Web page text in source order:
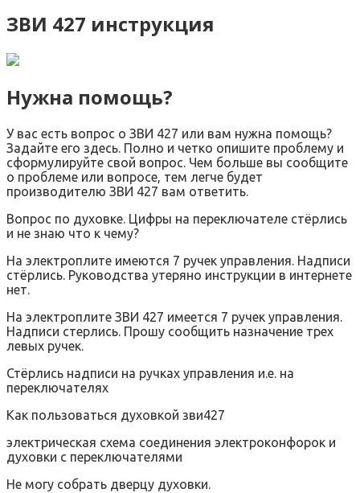
ЗВИ 427 инструкция
Нужна помощь?
У вас есть вопрос о ЗВИ 427 или вам нужна помощь?
Задайте его здесь. Полно и четко опишите проблему и
сформулируйте свой вопрос. Чем больше вы сообщите
о проблеме или вопросе, тем легче будет
производителю ЗВИ 427 вам ответить.
Вопрос по духовке. Цифры на переключателе стёрлись
и не знаю что к чему?
На электроплите имеются 7 ручек управления. Надписи
стёрлись. Руководства утеряно инструкции в интернете
нет.
На электроплите ЗВИ 427 имеется 7 ручек управления.
Надписи стерлись. Прошу сообщить назначение трех
левых ручек.
Стёрлись надписи на ручках управления и.е. на
переключателях
Как пользоваться духовкой зви427
электрическая схема соединения электроконфорок и
духовки с переключателями
Не могу собрать дверцу духовки.